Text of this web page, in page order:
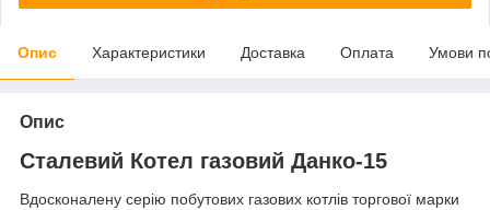
Опис Характеристики Доставка Оплата Умови
Опис
Сталевий Котел газовий Данко-15
Вдосконалену серію побутових газових котлів торгової марки